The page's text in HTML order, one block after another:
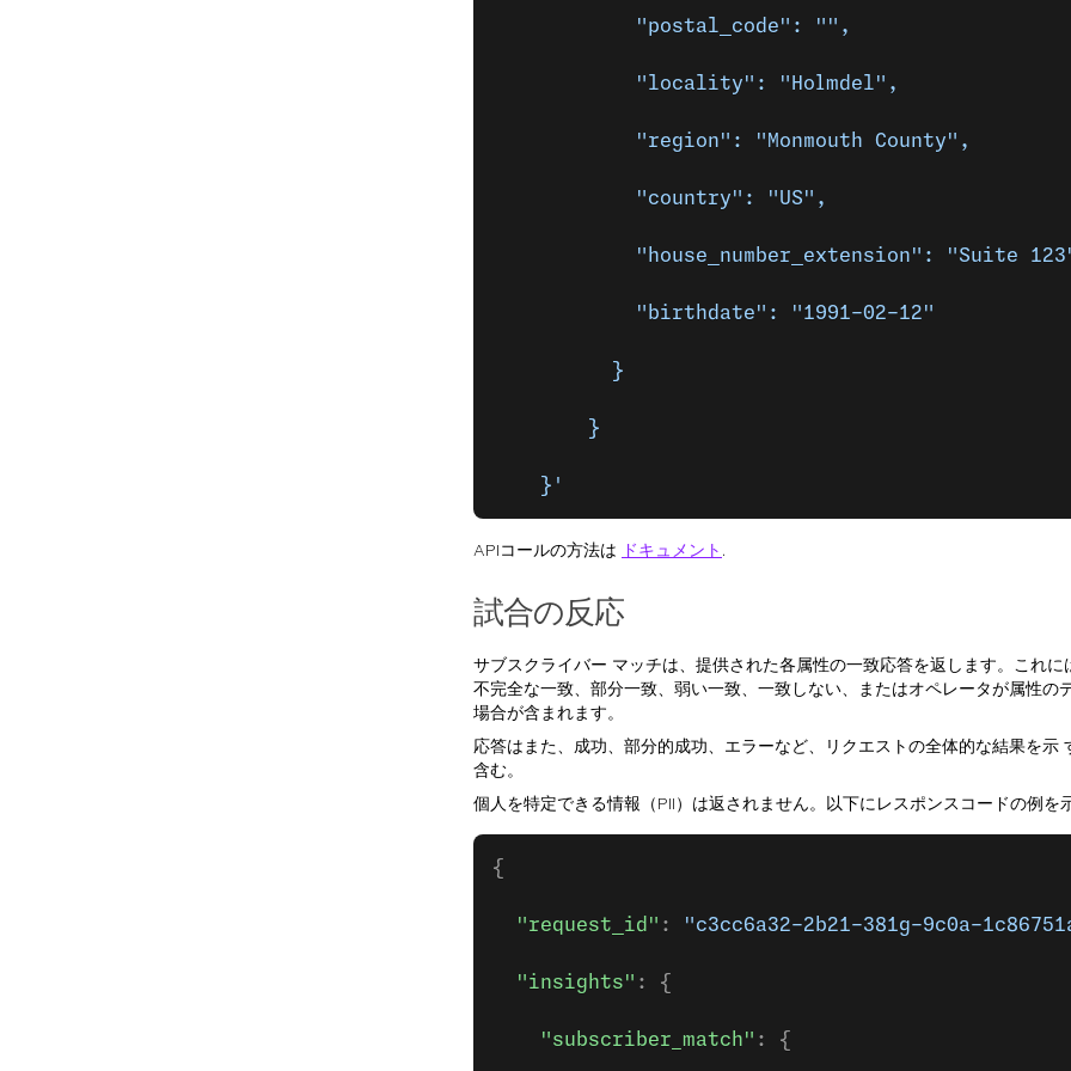
"postal_code": "",
"locality": "Holmdel",
"region": "Monmouth County",
"country": "US",
"house_number_extension": "Suite
"birthdate": "1991-02-12"
}
}
}'
APIコールの方法は ドキュメント .
試合の反応
サブスクライバー マッチは、提供された各属性の一致応答を返します。これに
不完全な一致、部分一致、弱い一致、一致しない、またはオペレータが属性の
場合が含まれます。
応答はまた、成功、部分的成功、エラーなど、リクエストの全体的な結果を示
含む。
個人を特定できる情報（PII）は返されません。以下にレスポンスコードの例を
{
"request_id" : "c3cc6a32-2b21-381g-9c0a-
"insights" : {
"subscriber_match" : {